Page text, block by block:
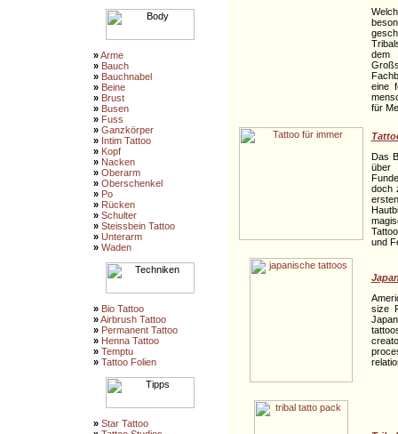
» Arme
» Bauch
» Bauchnabel
» Beine
» Brust
» Busen
» Fuss
» Ganzkörper
» Intim Tattoo
» Kopf
» Nacken
» Oberarm
» Oberschenkel
» Po
» Rücken
» Schulter
» Steissbein Tattoo
» Unterarm
» Waden
» Bio Tattoo
» Airbrush Tattoo
» Permanent Tattoo
» Henna Tattoo
» Temptu
» Tattoo Folien
» Star Tattoo
dem
eine
für
Das
über
doch
und
size